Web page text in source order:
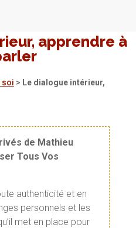
apprendre à
soi > Le dialogue intérieur,
de Mathieu
Tous Vos
authenticité et en
personnels et les
met en place pour